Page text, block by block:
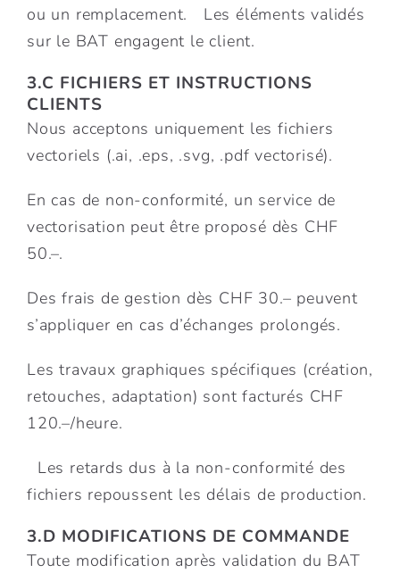
ou un remplacement. Les éléments validés
sur le BAT engagent le client.
3.C FICHIERS ET INSTRUCTIONS
CLIENTS
Nous acceptons uniquement les fichiers
vectoriels (.ai, .eps, .svg, .pdf vectorisé).
En cas de non-conformité, un service de
vectorisation peut être proposé dès CHF
50.–.
Des frais de gestion dès CHF 30.– peuvent
s’appliquer en cas d’échanges prolongés.
Les travaux graphiques spécifiques (création,
retouches, adaptation) sont facturés CHF
120.–/heure.
Les retards dus à la non-conformité des
fichiers repoussent les délais de production.
3.D MODIFICATIONS DE COMMANDE
Toute modification après validation du BAT